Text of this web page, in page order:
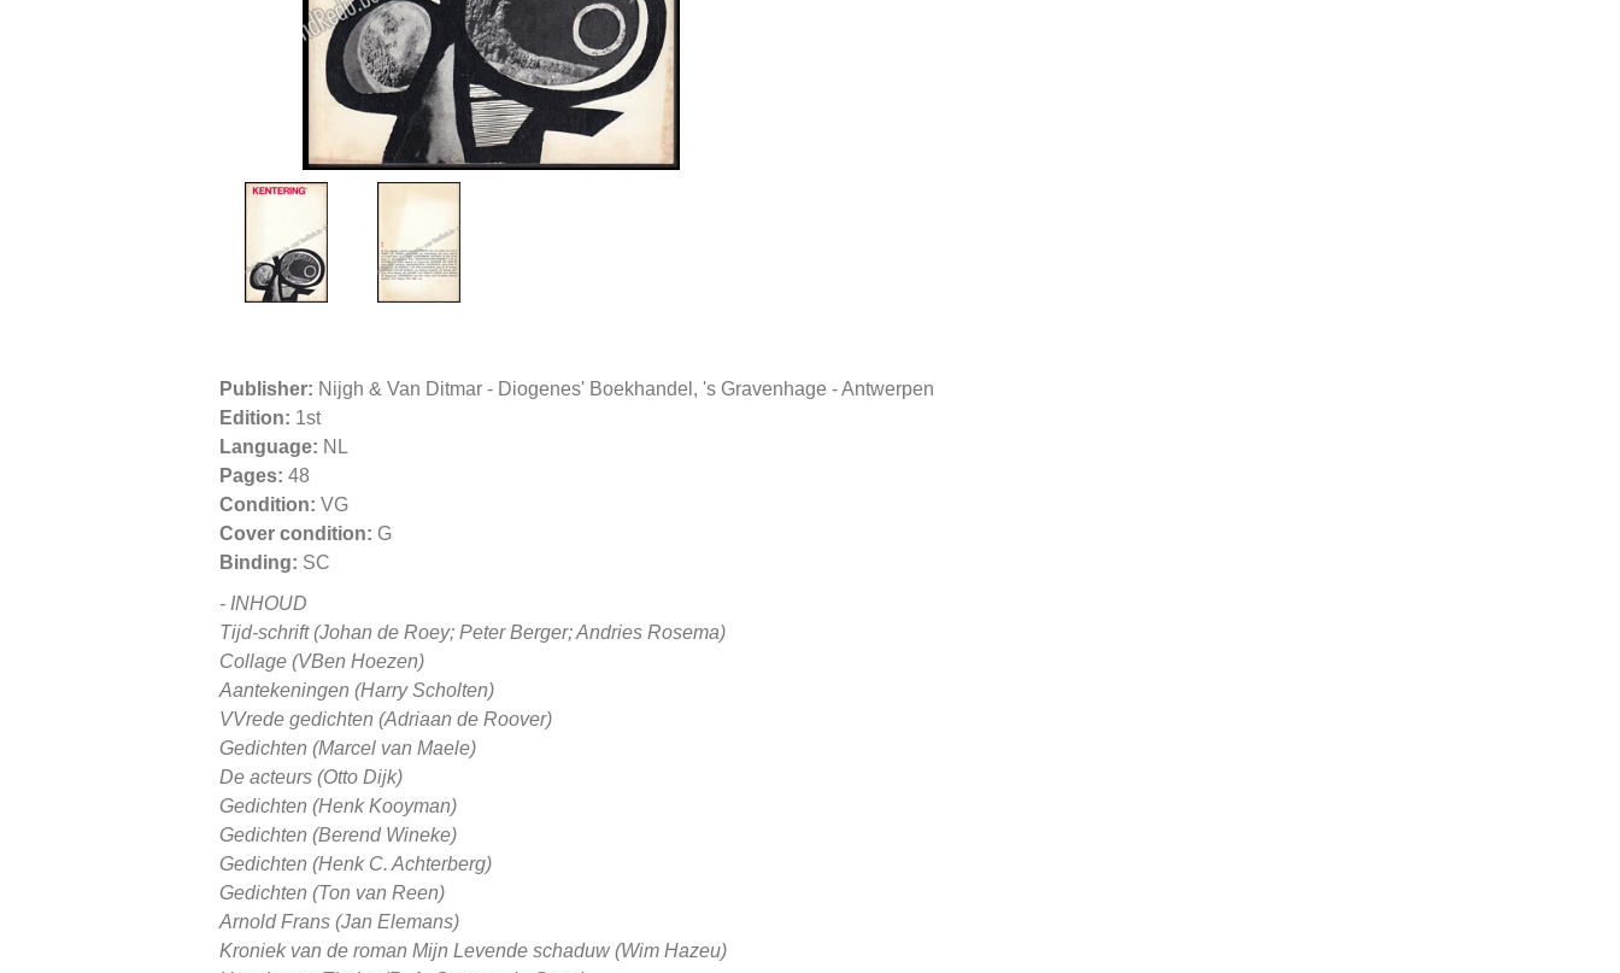
Publisher: Nijgh & Van Ditmar - Diogenes' Boekhandel, 's Gravenhage - Antwerpen
Edition: 1st
Language: NL
Pages: 48
Condition: VG
Cover condition: G
Binding: SC
- INHOUD
Tijd-schrift (Johan de Roey; Peter Berger; Andries Rosema)
Collage (VBen Hoezen)
Aantekeningen (Harry Scholten)
VVrede gedichten (Adriaan de Roover)
Gedichten (Marcel van Maele)
De acteurs (Otto Dijk)
Gedichten (Henk Kooyman)
Gedichten (Berend Wineke)
Gedichten (Henk C. Achterberg)
Gedichten (Ton van Reen)
Arnold Frans (Jan Elemans)
Kroniek van de roman Mijn Levende schaduw (Wim Hazeu)